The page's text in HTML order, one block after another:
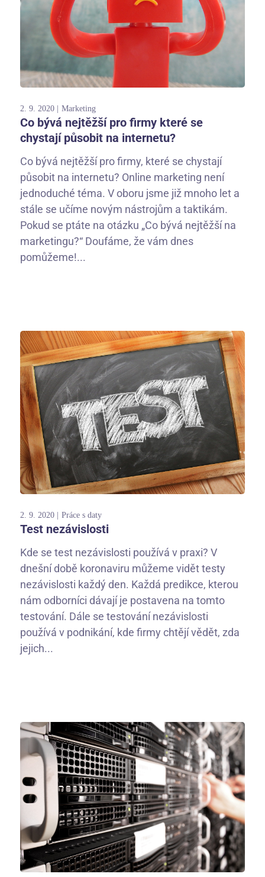
2. 9. 2020 Marketing
Co bývá nejtěžší pro firmy které se
chystají působit na internetu?
Co bývá nejtěžší pro firmy, které se chystají
působit na internetu? Online marketing není
jednoduché téma. V oboru jsme již mnoho let a
stále se učíme novým nástrojům a taktikám.
Pokud se ptáte na otázku „Co bývá nejtěžší na
marketingu?“ Doufáme, že vám dnes
pomůžeme!...
2. 9. 2020 Práce s daty
Test nezávislosti
Kde se test nezávislosti používá v praxi? V
dnešní době koronaviru můžeme vidět testy
nezávislosti každý den. Každá predikce, kterou
nám odborníci dávají je postavena na tomto
testování. Dále se testování nezávislosti
používá v podnikání, kde firmy chtějí vědět, zda
jejich...